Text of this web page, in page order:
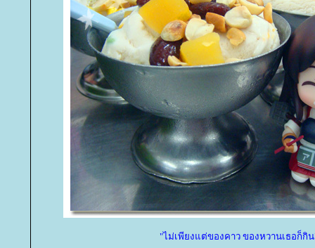
"ไม่เพียงแต่ของคาว ของหวานเธอก็กิ